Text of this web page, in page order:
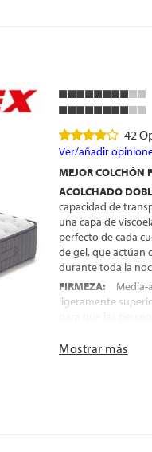
42
Ver/añadir
MEJOR COLCHÓN
ACOLCHADO
capacidad de
una capa de
perfecto de cada
de gel, que actúan
durante toda la
FIRMEZA:
ligeramente
que proporciona
Mostrar más